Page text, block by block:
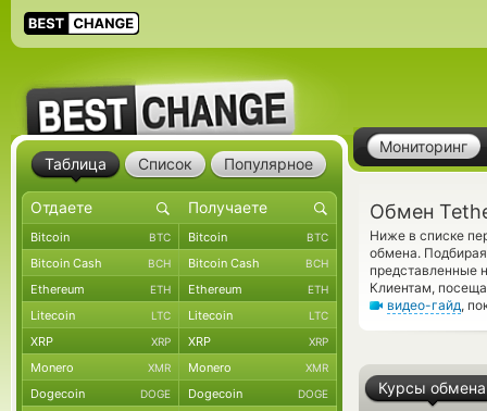
Мониторинг
Обмен
Ниже в списке
обмена.
представленные
Клиентам,
видео-гайд,
Курсы обмена
Таблица Список Популярное
Bitcoin BTC Bitcoin BTC
Bitcoin Cash BCH Bitcoin Cash BCH
Ethereum ETH Ethereum ETH
Litecoin LTC Litecoin LTC
XRP XRP XRP XRP
Monero XMR Monero XMR
Dogecoin DOGE Dogecoin DOGE